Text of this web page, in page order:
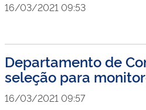
16/03/2021 09:53
Departamento de
seleção para
16/03/2021 09:57